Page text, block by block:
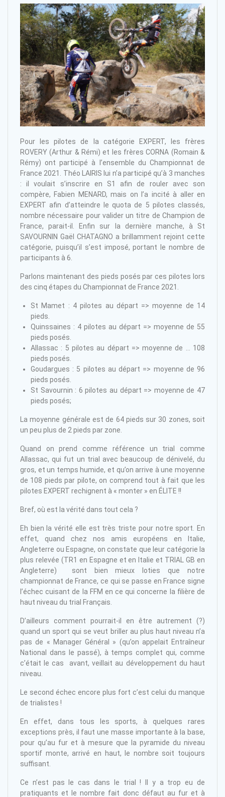
Pour les pilotes de la catégorie EXPERT, les frères
ROVERY (Arthur & Rémi) et les frères CORNA (Romain &
Rémy) ont participé à l’ensemble du Championnat de
France 2021. Théo LAIRIS lui n’a participé qu’à 3 manches
: il voulait s’inscrire en S1 afin de rouler avec son
compère, Fabien MENARD, mais on l’a incité à aller en
EXPERT afin d’atteindre le quota de 5 pilotes classés,
nombre nécessaire pour valider un titre de Champion de
France, parait-il. Enfin sur la dernière manche, à St
SAVOURNIN Gaël CHATAGNO a brillamment rejoint cette
catégorie, puisqu’il s’est imposé, portant le nombre de
participants à 6.
Parlons maintenant des pieds posés par ces pilotes lors
des cinq étapes du Championnat de France 2021.
St Mamet : 4 pilotes au départ => moyenne de 14
pieds.
Quinssaines : 4 pilotes au départ => moyenne de 55
pieds posés.
Allassac : 5 pilotes au départ => moyenne de … 108
pieds posés.
Goudargues : 5 pilotes au départ => moyenne de 96
pieds posés.
St Savournin : 6 pilotes au départ => moyenne de 47
pieds posés;
La moyenne générale est de 64 pieds sur 30 zones, soit
un peu plus de 2 pieds par zone.
Quand on prend comme référence un trial comme
Allassac, qui fut un trial avec beaucoup de dénivelé, du
gros, et un temps humide, et qu’on arrive à une moyenne
de 108 pieds par pilote, on comprend tout à fait que les
pilotes EXPERT rechignent à « monter » en ÉLITE !!
Bref, où est la vérité dans tout cela ?
Eh bien la vérité elle est très triste pour notre sport. En
effet, quand chez nos amis européens en Italie,
Angleterre ou Espagne, on constate que leur catégorie la
plus relevée (TR1 en Espagne et en Italie et TRIAL GB en
Angleterre) sont bien mieux loties que notre
championnat de France, ce qui se passe en France signe
l’échec cuisant de la FFM en ce qui concerne la filière de
haut niveau du trial Français.
D’ailleurs comment pourrait-il en être autrement (?)
quand un sport qui se veut briller au plus haut niveau n’a
pas de « Manager Général » (qu’on appelait Entraîneur
National dans le passé), à temps complet qui, comme
c’était le cas avant, veillait au développement du haut
niveau.
Le second échec encore plus fort c’est celui du manque
de trialistes !
En effet, dans tous les sports, à quelques rares
exceptions près, il faut une masse importante à la base,
pour qu’au fur et à mesure que la pyramide du niveau
sportif monte, arrivé en haut, le nombre soit toujours
suffisant.
Ce n’est pas le cas dans le trial ! Il y a trop eu de
pratiquants et le nombre fait donc défaut au fur et à